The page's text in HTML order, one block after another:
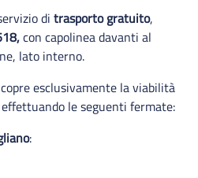
di trasporto gratuito,
con capolinea davanti al
lato interno.
esclusivamente la viabilità
le seguenti fermate:
: